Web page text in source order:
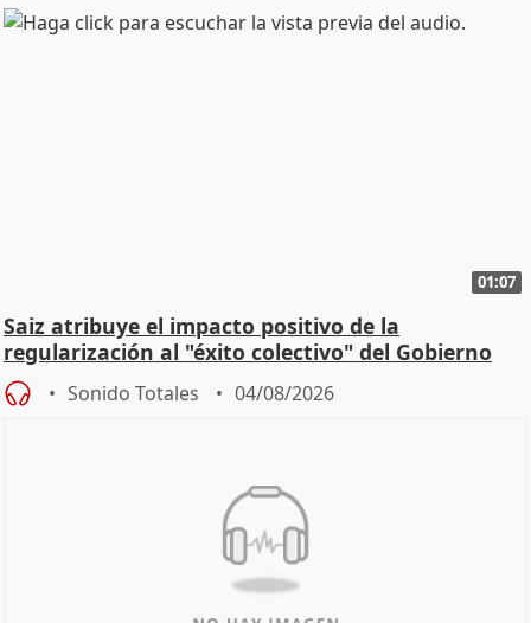
01:07
Saiz atribuye el impacto positivo de la
regularización al "éxito colectivo" del Gobierno
Sonido Totales 04/08/2026